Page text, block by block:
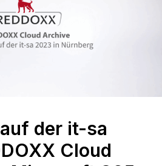
der it-sa
Cloud